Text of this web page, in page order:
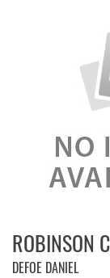
ROBINSON
DEFOE DANIEL